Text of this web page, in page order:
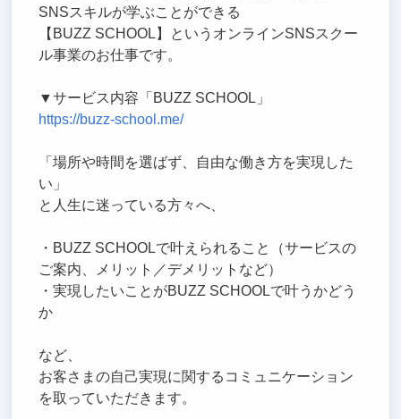
SNSスキルが学ぶことができる
【BUZZ SCHOOL】というオンラインSNSスクー
ル事業のお仕事です。
▼サービス内容「BUZZ SCHOOL」
https://buzz-school.me/
「場所や時間を選ばず、自由な働き方を実現した
い」
と人生に迷っている方々へ、
・BUZZ SCHOOLで叶えられること（サービスの
ご案内、メリット／デメリットなど）
・実現したいことがBUZZ SCHOOLで叶うかどう
か
など、
お客さまの自己実現に関するコミュニケーション
を取っていただきます。